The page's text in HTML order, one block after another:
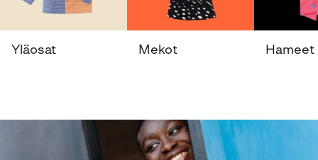
Yläosat Mekot Hameet